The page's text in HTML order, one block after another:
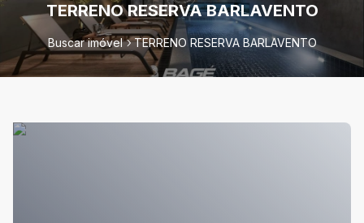
TERRENO RESERVA BARLAVENTO
Buscar imóvel TERRENO RESERVA BARLAVENTO